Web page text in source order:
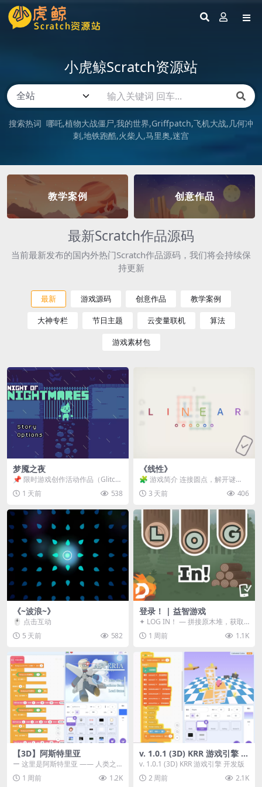
小虎鲸Scratch资源站
搜索热词 哪吒 植物大战僵尸 我的世界 Griffpatch 飞机大战 几何冲
刺 地铁跑酷 火柴人 马里奥 迷宫
教学案例 创意作品
最新Scratch作品源码
当前最新发布的国内外热门Scratch作品源码，我们将会持续保
持更新
最新 游戏源码 创意作品 教学案例
大神专栏 节日主题 云变量联机 算法
游戏素材包
梦魇之夜
📌 限时游戏创作活动作品（Glitch
Game Jam） 📖 故事背景 怪物四...
1 天前 538
《线性》
🧩 游戏简介 连接圆点，解开谜
题。 ⚠️ 重要提示 所有关卡均可通
关，请确保使用...
3 天前 406
《~波浪~》
🖱️ 点击互动
5 天前
582
登录！ | 益智游戏
✦ LOG IN！ — 拼接原木堆，获取
分数！ ᑕ☲◎ ᑕ☲◎ ᑕ☲◎ ᑕ☲◎ ...
1 周前 1.1K
【3D】阿斯特里亚
ー 这里是阿斯特里亚 —— 人类之
罪与未来希望交汇之地 📖 游戏简
介 《阿斯特里...
1 周前 1.2K
v. 1.0.1 (3D) KRR 游戏引擎 开
发版
v. 1.0.1 (3D) KRR 游戏引擎 开发版
2 周前
2.1K